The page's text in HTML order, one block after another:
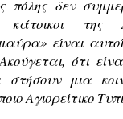
δεν
κάτοικοι
είναι
ότι
μια
Αγιορείτικο